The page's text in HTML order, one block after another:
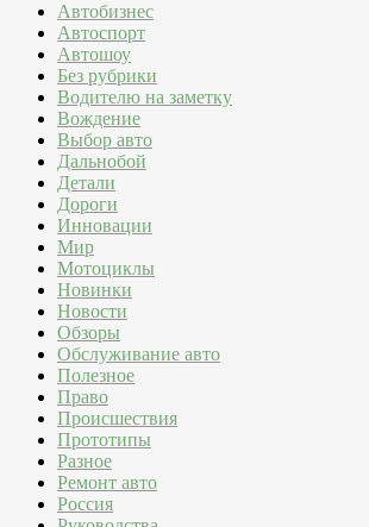
Автобизнес
Автоспорт
Автошоу
Без рубрики
Водителю на заметку
Вождение
Выбор авто
Дальнобой
Детали
Дороги
Инновации
Мир
Мотоциклы
Новинки
Новости
Обзоры
Обслуживание авто
Полезное
Право
Происшествия
Прототипы
Разное
Ремонт авто
Россия